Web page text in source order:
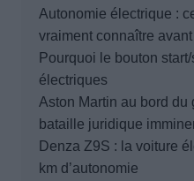
Autonomie électrique :
vraiment connaître avant
Pourquoi le bouton
électriques
Aston Martin au bord du
bataille juridique
Denza Z9S : la voiture
km d’autonomie